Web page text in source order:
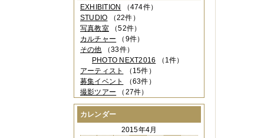
2022年07月（3件）
2022年05月（4件）
2022年04月（2件）
2022年03月
（5件）
2022年02月（3件）
2022年01月（3件）
2021年12月（2件）
2021年11月（3件）
2021年10月
（1件）
2021年08月
2021年07月（1件）
（3件）
EXHIBITION （474件）
STUDIO （22件）
写真教室（52件）
カルチャー （9件）
その他 （33件）
PHOTO NEXT2016 （1件）
アーティスト
（15件）
募集イベント
（63件）
撮影ツアー （27件）
カレンダー
2015年4月